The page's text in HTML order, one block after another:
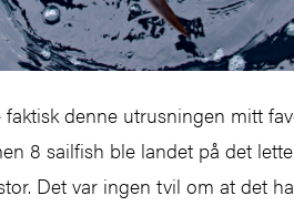
faktisk denne utrusningen mitt
8 sailfish ble landet på det
Det var ingen tvil om at det